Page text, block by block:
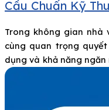
Cầu Chuẩn Kỹ
Trong không gian nhà
cùng quan trọng
dụng và khả năng
cầu. Bài viết dưới đây